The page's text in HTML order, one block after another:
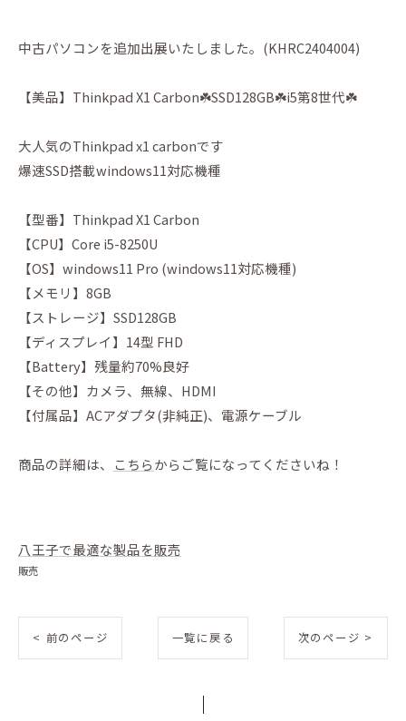
中古パソコンを追加出展いたしました。(KHRC2404004)
【美品】Thinkpad X1 Carbon☘️SSD128GB☘️i5第8世代☘️
大人気のThinkpad x1 carbonです
爆速SSD搭載windows11対応機種
【型番】Thinkpad X1 Carbon
【CPU】Core i5-8250U
【OS】windows11 Pro (windows11対応機種)
【メモリ】8GB
【ストレージ】SSD128GB
【ディスプレイ】14型 FHD
【Battery】残量約70%良好
【その他】カメラ、無線、HDMI
【付属品】ACアダプタ(非純正)、電源ケーブル
商品の詳細は、 こちらからご覧になってくださいね！
八王子で最適な製品を販売
販売
< 前のページ 一覧に戻る 次のページ >